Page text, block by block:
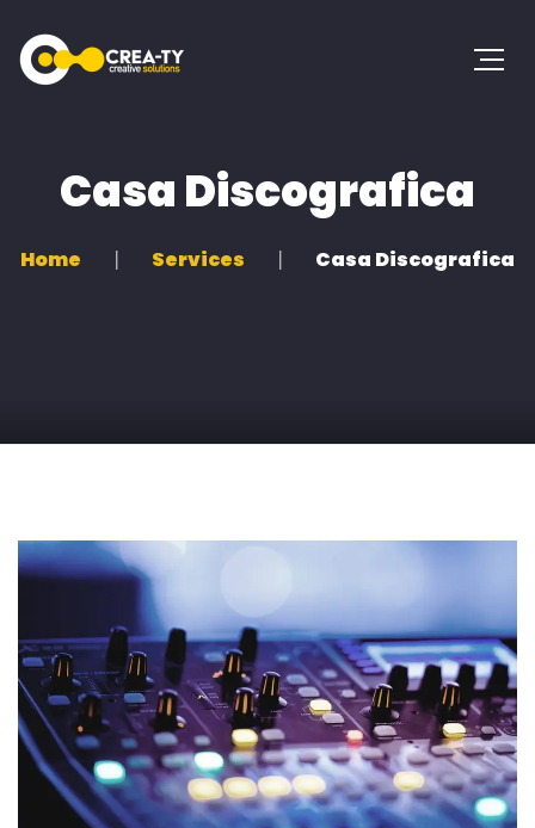
Casa Discografica
Home Services Casa Discografica